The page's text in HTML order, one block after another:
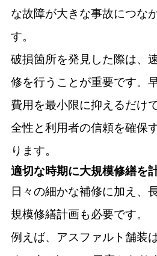
な故障が大きな事故につな
す。
破損箇所を発見した際は、
修を行うことが重要です。
費用を最小限に抑えるだけ
全性と利用者の信頼を確保
ります。
適切な時期に大規模修繕を
日々の細かな補修に加え、
規模修繕計画も必要です。
例えば、アスファルト舗装